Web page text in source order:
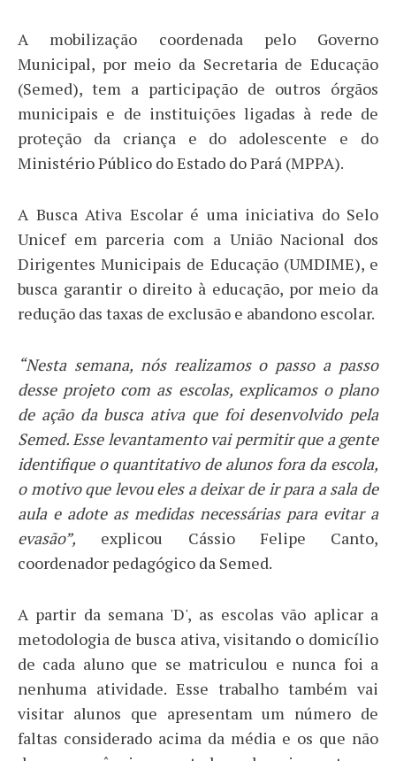
A mobilização coordenada pelo Governo
Municipal, por meio da Secretaria de Educação
(Semed), tem a participação de outros órgãos
municipais e de instituições ligadas à rede de
proteção da criança e do adolescente e do
Ministério Público do Estado do Pará (MPPA).
A Busca Ativa Escolar é uma iniciativa do Selo
Unicef em parceria com a União Nacional dos
Dirigentes Municipais de Educação (UMDIME), e
busca garantir o direito à educação, por meio da
redução das taxas de exclusão e abandono escolar.
“Nesta semana, nós realizamos o passo a passo
desse projeto com as escolas, explicamos o plano
de ação da busca ativa que foi desenvolvido pela
Semed. Esse levantamento vai permitir que a gente
identifique o quantitativo de alunos fora da escola,
o motivo que levou eles a deixar de ir para a sala de
aula e adote as medidas necessárias para evitar a
evasão”, explicou Cássio Felipe Canto,
coordenador pedagógico da Semed.
A partir da semana 'D', as escolas vão aplicar a
metodologia de busca ativa, visitando o domicílio
de cada aluno que se matriculou e nunca foi a
nenhuma atividade. Esse trabalho também vai
visitar alunos que apresentam um número de
faltas considerado acima da média e os que não